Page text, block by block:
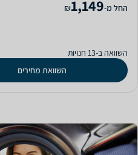
‫החל מ-1,149
₪
השוואה ב-13 חנויות
השוואת מחירים